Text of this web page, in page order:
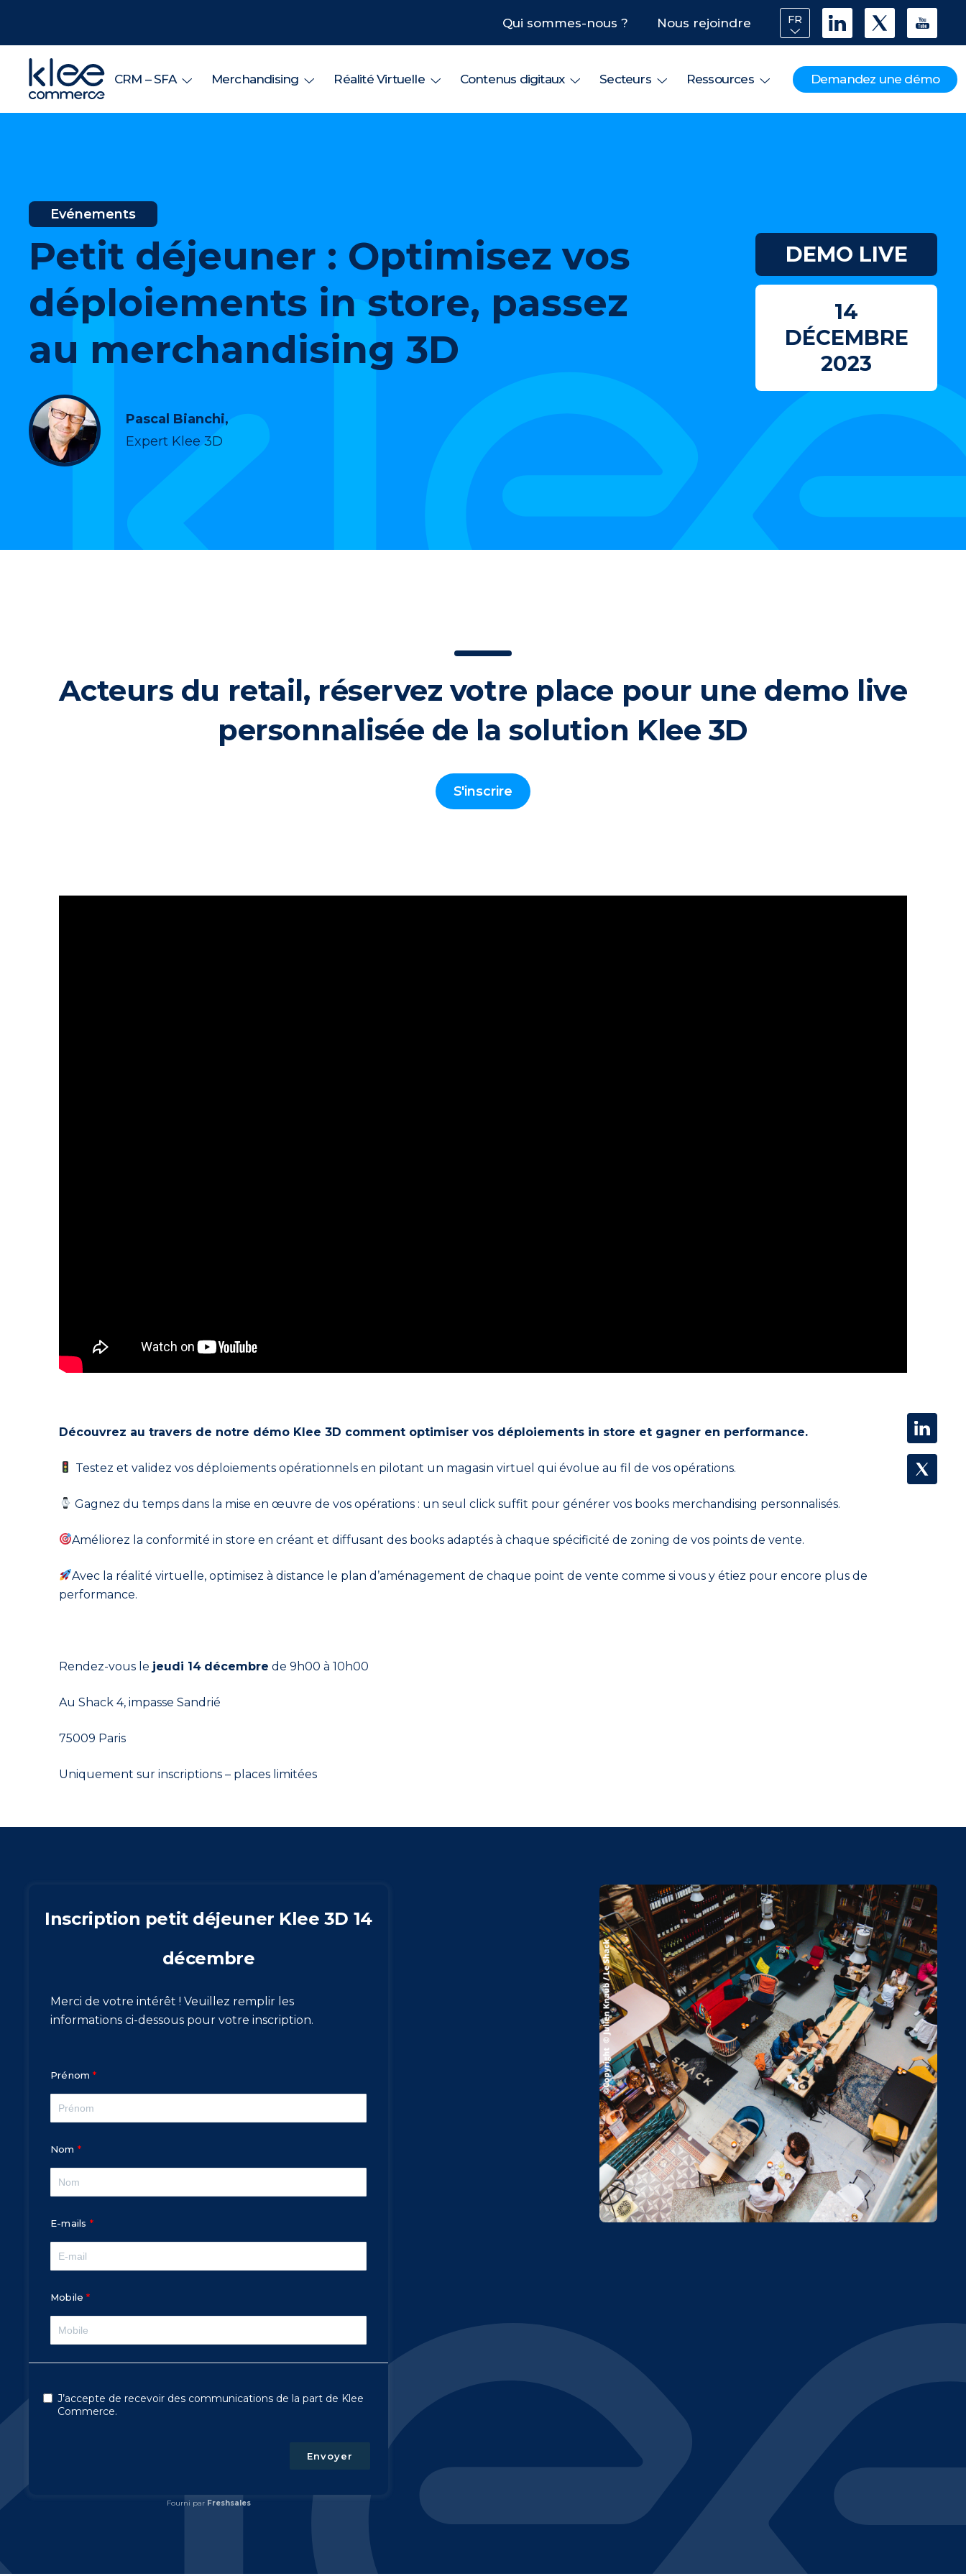
Qui sommes-nous ? Nous rejoindre FR
CRM – SFA Merchandising Réalité Virtuelle Contenus digitaux Secteurs Ressources Demandez une démo
Evénements
Petit déjeuner : Optimisez vos
déploiements in store, passez
au merchandising 3D
Pascal Bianchi,
Expert Klee 3D
DEMO LIVE
14
DÉCEMBRE
2023
Acteurs du retail, réservez votre place pour une demo live
personnalisée de la solution Klee 3D
S'inscrire
Découvrez au travers de notre démo Klee 3D comment optimiser vos déploiements in store et gagner en performance.
Testez et validez vos déploiements opérationnels en pilotant un magasin virtuel qui évolue au fil de vos opérations.
Gagnez du temps dans la mise en œuvre de vos opérations : un seul click suffit pour générer vos books merchandising personnalisés.
Améliorez la conformité in store en créant et diffusant des books adaptés à chaque spécificité de zoning de vos points de vente.
Avec la réalité virtuelle, optimisez à distance le plan d’aménagement de chaque point de vente comme si vous y étiez pour encore plus de
performance.
Rendez-vous le jeudi 14 décembre de 9h00 à 10h00
Au Shack 4, impasse Sandrié
75009 Paris
Uniquement sur inscriptions – places limitées
Inscription petit déjeuner Klee 3D 14
décembre
Merci de votre intérêt ! Veuillez remplir les
informations ci-dessous pour votre inscription.
Prénom
Nom
E-mails
Mobile
J’accepte de recevoir des communications de la part de Klee
Commerce.
Envoyer
Fourni par Freshsales